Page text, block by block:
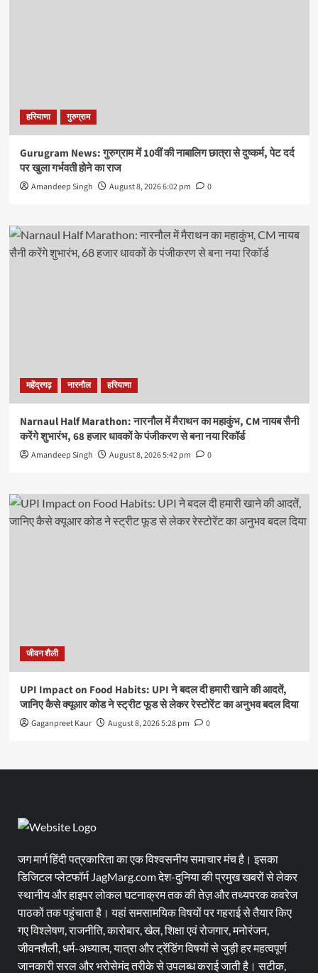
हरियाणा गुरुग्राम
Gurugram News: गुरुग्राम में 10वीं की नाबालिग छात्रा से दुष्कर्म, पेट दर्द
पर खुला गर्भवती होने का राज
Amandeep Singh August 8, 2026 6:02 pm 0
महेंद्रगढ़ नारनौल हरियाणा
Narnaul Half Marathon: नारनौल में मैराथन का महाकुंभ, CM नायब सैनी
करेंगे शुभारंभ, 68 हजार धावकों के पंजीकरण से बना नया रिकॉर्ड
Amandeep Singh August 8, 2026 5:42 pm 0
जीवन शैली
UPI Impact on Food Habits: UPI ने बदल दी हमारी खाने की आदतें,
जानिए कैसे क्यूआर कोड ने स्ट्रीट फूड से लेकर रेस्टोरेंट का अनुभव बदल दिया
Gaganpreet Kaur August 8, 2026 5:28 pm 0
जग मार्ग हिंदी पत्रकारिता का एक विश्वसनीय समाचार मंच है। इसका
डिजिटल प्लेटफॉर्म JagMarg.com देश-दुनिया की प्रमुख खबरों से लेकर
स्थानीय और हाइपर लोकल घटनाक्रम तक की तेज़ और तथ्यपरक कवरेज
पाठकों तक पहुंचाता है। यहां समसामयिक विषयों पर गहराई से तैयार किए
गए विश्लेषण, राजनीति, कारोबार, खेल, शिक्षा एवं रोजगार, मनोरंजन,
जीवनशैली, धर्म-अध्यात्म, यात्रा और ट्रेंडिंग विषयों से जुड़ी हर महत्वपूर्ण
जानकारी सरल और भरोसेमंद तरीके से उपलब्ध कराई जाती है। सटीक,